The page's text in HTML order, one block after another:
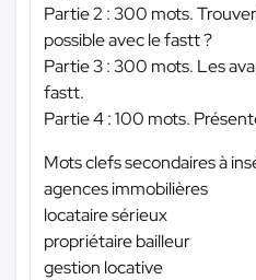
Partie 2 : 300 mots.
possible avec le fastt ?
Partie 3 : 300 mots. Les
fastt.
Partie 4 : 100 mots.
Mots clefs secondaires à
agences immobilières
locataire sérieux
propriétaire bailleur
gestion locative